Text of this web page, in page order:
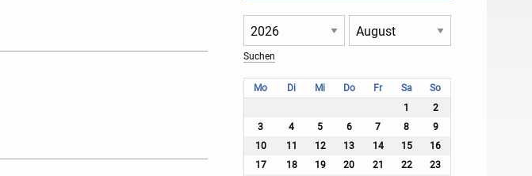
Mo Di Mi Do Fr Sa
So
1
2
3
4 5 6 7 8
9
10
11 12 13 14 15
16
17
18 19 20 21 22
23